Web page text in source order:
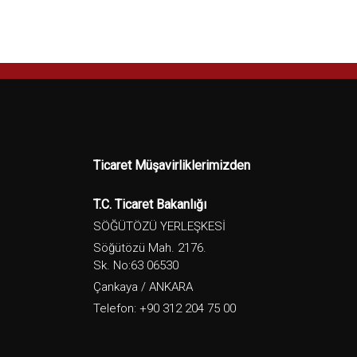
Ticaret Müşavirliklerimizden
T.C. Ticaret Bakanlığı
SÖĞÜTÖZÜ YERLEŞKESİ
Söğütözü Mah. 2176.
Sk. No:63 06530
Çankaya / ANKARA
Telefon: +90 312 204 75 00